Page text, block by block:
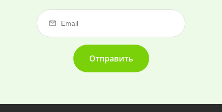
Отправить